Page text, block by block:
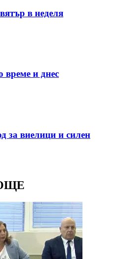
в неделя
време и днес
за виелици и силен